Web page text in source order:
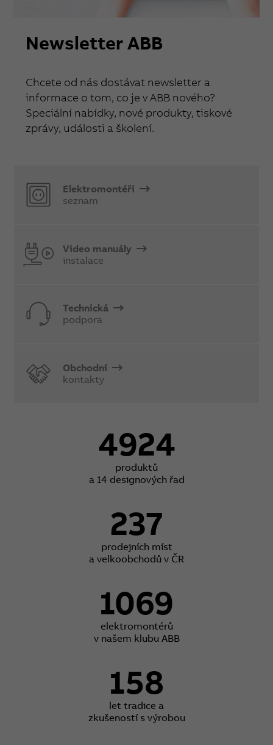
Newsletter ABB
Chcete od nás dostávat newsletter a
informace o tom, co je v ABB nového?
Speciální nabídky, nové produkty, tiskové
zprávy, události a školení.
Elektromontéři
seznam
Video manuály
instalace
Technická
podpora
Obchodní
kontakty
4924
produktů
a 14 designových řad
237
prodejních míst
a velkoobchodů v ČR
1069
elektromontérů
v našem klubu ABB
158
let tradice a
zkušeností s výrobou